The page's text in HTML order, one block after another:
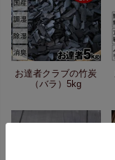
お達者クラブの竹炭
（バラ）5kg